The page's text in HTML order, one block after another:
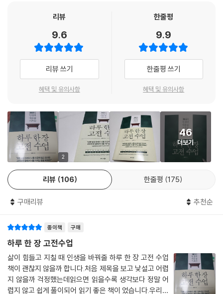
열린 마음으로 듣고 말하라/남들이 보지 못하는 것을 보는 자가 리더가 된
다/공부는 외우는 것이 아니라 생각하는 것이다/눈앞의 천리마도 진가를
알아봐줘야 달린다/고난의 순간이 인생의 진정한 자산을 키울 때다/잠잠
11월(十一月)
나를 진정으로 생각하는 사람을 벗으로 삼아라/영원한 가난은 없다 때가
오기를 준비하라/힘이 강한 상대를 꺾고 싶다면 교만하게 만들어라/모든
문제의 근원은 자기 자신에게서 찾아야 한다/거칠어도 진실한 말이 가치
가 있다/평소에는 잔잔하되 결정적 순간에는 세차게/배움은 내 가치를 높
이는 최상의 방법이다/남을 이해하려면 먼저 나를 똑바로 알아야 한다
12월(十二月)
시작은 결코 반이 아니다/자신의 시야를 더 넓힐 일이다/충고, 배려와 진
심이 담겨 있어야 한다/먼저 자기 몸을 다스려야 남을 다스릴 수 있다/기
본이 탄탄하면 쉬이 무너지지 않는다/가장 익숙한 것이 가장 위험한 것이
의 고전에서 자신을 지키는 법을 찾게 하기 위함이다.
생명이 살아나는 아침 시간, 한 줄의 고전을 읽으며 마음을 가다듬는다면
남다른 하루를 살아갈 수 있을 것이다. 하루를 마친 저녁 시간이나 자신을
돌아보는 성찰의 시간이라도 좋다. 한 줄 고전이 전해주는 지혜를 얻고, 그
의미를 깊이 사색하고, 내 삶과 일을 한 뼘 성장시킬 수 있는 통찰을 얻는다
면 이미 하루를 완성했다고 할 수 있다. 그리고 하루하루의 완성을 통해 우
않는다.내가 충실하게 살아가는 하루하루가 쌓여 기적의 삶이 된다. (본문
중에서)
이 책에는 조윤제 작가가 오랫동안 고전을 탐독하고 공부하며 얻은 지혜를
모아 펴냈다. 수십 권의 동양 고전에서 찾아낸 365개의 지혜는 저자가 가
진 모든 것이라고 말한다. 2,000년 세월을 관통해온 고전의 내공이 응축
된 문장 하나하나가 ‘나를 지키기 위해 평생 지녀야 할 태도와 자세’다.
『논어』, 『명심보감』, 『도덕경』… 수십 권 고전에서 건져 올린
『논어』, 『명심보감』, 『도덕경』, 『채근담』 등 세월이 지나도 변하지 않는 삶
의 기본이자 진리로 채워진 고전에서 한 줄의 문장을 뽑고, 단 한 장에 조윤
제 작가의 해설과 통찰을 담았다. 1년 365일 매일 5분, 하루에 한 장씩 읽
기에 쉽고 편하도록 요일별 주제를 정해 한 주의 시작과 끝에 읽으면 더욱
공감되고 마음 깊이 와닿는 문장들을 전한다.
리뷰
9.6
리뷰 쓰기
혜택 및 유의사항
한줄평
9.9
한줄평 쓰기
혜택 및 유의사항
2
46
더보기
리뷰 106 한줄평 175
구매리뷰 추천순
종이책 구매
하루 한 장 고전수업
삶이 힘들고 지칠 때 인생을 바꿔줄 하루 한 장 고전 수업
책이 괜찮지 않을까 합니다.처음 제목을 보고 낯설고 어렵
지 않을까 걱정했는데읽으면 읽을수록 생각보다 정말 어
렵지 않고 쉽게 풀이되어 읽기 좋은 책이 었습니다.우리는